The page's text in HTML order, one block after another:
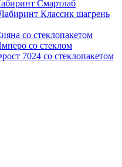
Смартлаб
Классик шагрень
со стеклопакетом
со стеклом
7024 со стеклопакетом